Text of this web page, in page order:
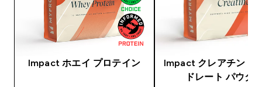
Impact ホエイ プロテイン
Impact クレアチン モ
ドレート パウダ